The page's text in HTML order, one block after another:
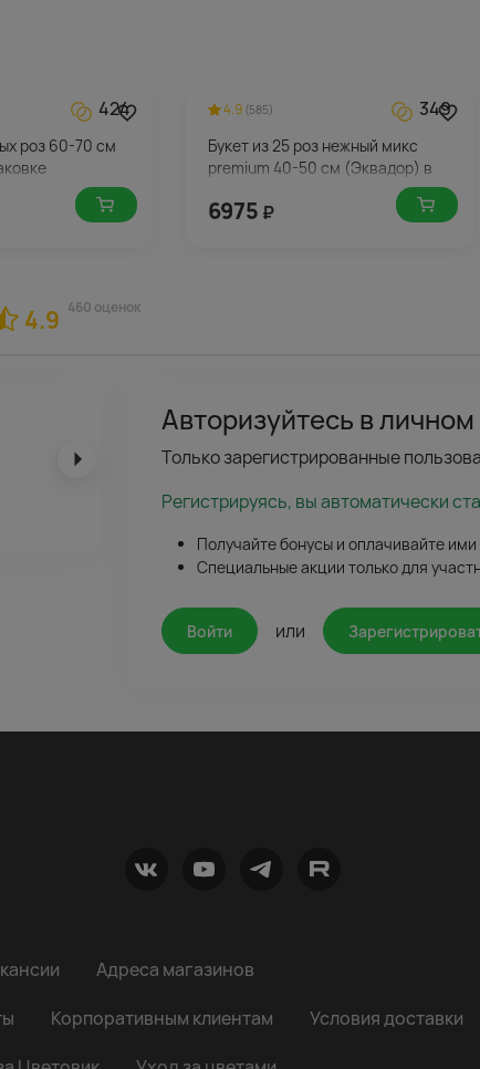
424
роз 60-70 см
4.9 (585) 349
Букет из 25 роз нежный микс
premium 40-50 см (Эквадор) в
6975 ₽
4.9 460 оценок
Авторизуйтесь в
Только зарегистрированные
Регистрируясь, вы автоматически
Получайте бонусы и оплачивайте ими
Специальные акции только для
Войти или
Адреса магазинов
Корпоративным клиентам
Условия доставки